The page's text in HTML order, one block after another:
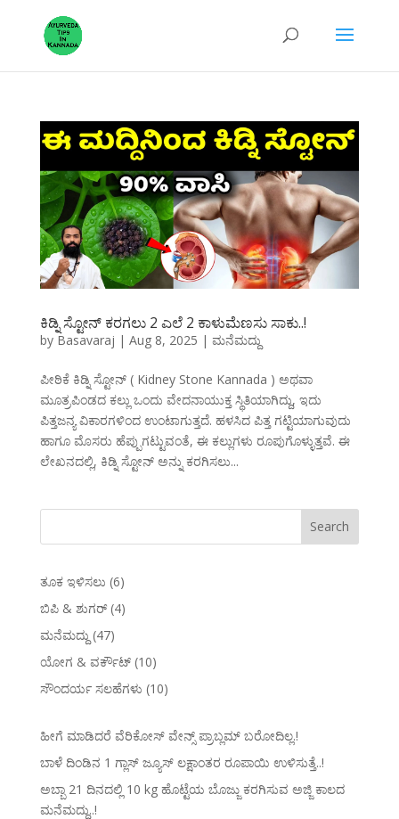
ಕಿಡ್ನಿ ಸ್ಟೋನ್ ಕರಗಲು 2 ಎಲೆ 2 ಕಾಳುಮೆಣಸು ಸಾಕು..!
by Basavaraj | Aug 8, 2025 | ಮನೆಮದ್ದು
ಪೀಠಿಕೆ ಕಿಡ್ನಿ ಸ್ಟೋನ್ ( Kidney Stone Kannada ) ಅಥವಾ
ಮೂತ್ರಪಿಂಡದ ಕಲ್ಲು ಒಂದು ವೇದನಾಯುಕ್ತ ಸ್ಥಿತಿಯಾಗಿದ್ದು, ಇದು
ಪಿತ್ತಜನ್ಯ ವಿಕಾರಗಳಿಂದ ಉಂಟಾಗುತ್ತದೆ. ಹಳಸಿದ ಪಿತ್ತ ಗಟ್ಟಿಯಾಗುವುದು
ಹಾಗೂ ಮೊಸರು ಹೆಪ್ಪುಗಟ್ಟುವಂತೆ, ಈ ಕಲ್ಲುಗಳು ರೂಪುಗೊಳ್ಳುತ್ತವೆ. ಈ
ಲೇಖನದಲ್ಲಿ, ಕಿಡ್ನಿ ಸ್ಟೋನ್ ಅನ್ನು ಕರಗಿಸಲು...
ತೂಕ ಇಳಿಸಲು (6)
ಬಿಪಿ & ಶುಗರ್(4)
ಮನೆಮದ್ದು (47)
ಯೋಗ & ವರ್ಕೌಟ್(10)
ಸೌಂದರ್ಯ ಸಲಹೆಗಳು (10)
ಹೀಗೆ ಮಾಡಿದರೆ ವೆರಿಕೋಸ್‌ ವೇನ್ಸ್‌ ಪ್ರಾಬ್ಲಮ್‌ ಬರೋದಿಲ್ಲ.!
ಬಾಳೆ ದಿಂಡಿನ 1 ಗ್ಲಾಸ್ ಜ್ಯೂಸ್ ಲಕ್ಷಾಂತರ ರೂಪಾಯಿ ಉಳಿಸುತ್ತೆ..!
ಅಬ್ಬಾ 21 ದಿನದಲ್ಲಿ 10 kg ಹೊಟ್ಟೆಯ ಬೊಜ್ಜು ಕರಗಿಸುವ ಅಜ್ಜಿ ಕಾಲದ
ಮನೆಮದ್ದು..!